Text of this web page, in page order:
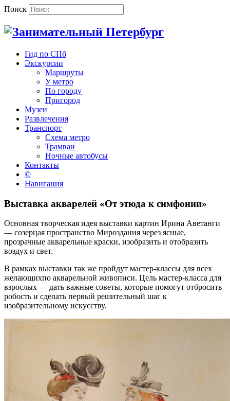
Поиск
Гид по СПб
Экскурсии
Маршруты
У метро
По городу
Пригород
Музеи
Развлечения
Транспорт
Схема метро
Трамваи
Ночные автобусы
Контакты
©
Навигация
Выставка акварелей «От этюда к симфонии»
Основная творческая идея выставки картин Ирина Аветанги
— созерцая пространство Мироздания через ясные,
прозрачные акварельные краски, изобразить и отобразить
воздух и свет.
В рамках выставки так же пройдут мастер-классы для всех
желающихпо акварельной живописи. Цель мастер-класса для
взрослых — дать важные советы, которые помогут отбросить
робость и сделать первый решительный шаг к
изобразительному искусству.